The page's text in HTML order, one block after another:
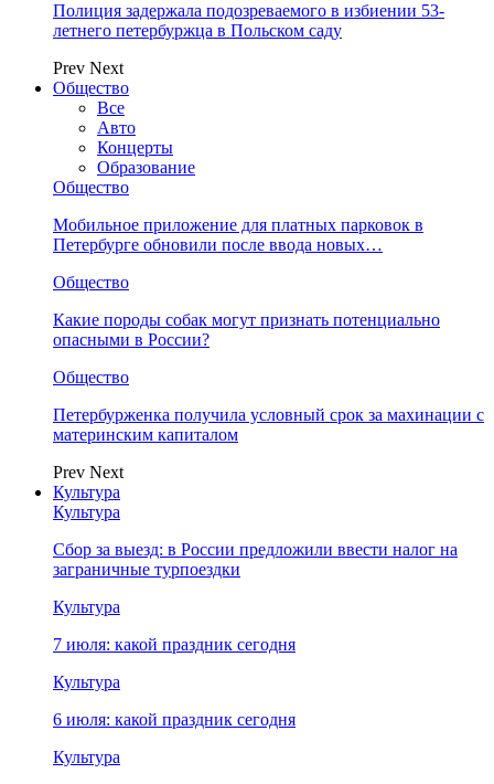
Полиция задержала подозреваемого в избиении 53-
летнего петербуржца в Польском саду
Prev Next
Общество
Все
Авто
Концерты
Образование
Общество
Мобильное приложение для платных парковок в
Петербурге обновили после ввода новых…
Общество
Какие породы собак могут признать потенциально
опасными в России?
Общество
Петербурженка получила условный срок за махинации с
материнским капиталом
Prev Next
Культура
Культура
Сбор за выезд: в России предложили ввести налог на
заграничные турпоездки
Культура
7 июля: какой праздник сегодня
Культура
6 июля: какой праздник сегодня
Культура